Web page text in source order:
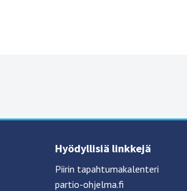
Hyödyllisiä linkkejä
Piirin tapahtumakalenteri
partio-ohjelma.fi